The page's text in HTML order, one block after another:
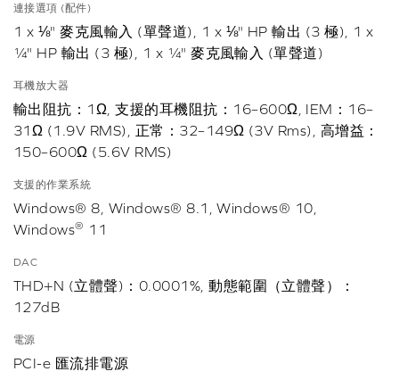
連接選項 (配件)
1 x ⅛" 麥克風輸入 (單聲道), 1 x ⅛" HP 輸出 (3 極), 1 x
¼" HP 輸出 (3 極), 1 x ¼" 麥克風輸入 (單聲道)
耳機放大器
輸出阻抗：1Ω, 支援的耳機阻抗：16–600Ω, IEM：16–
31Ω (1.9V RMS), 正常：32–149Ω (3V Rms), 高增益：
150–600Ω (5.6V RMS)
支援的作業系統
Windows® 8, Windows® 8.1, Windows® 10,
Windows® 11
DAC
THD+N (立體聲)：0.0001%, 動態範圍（立體聲）：
127dB
電源
PCI-e 匯流排電源